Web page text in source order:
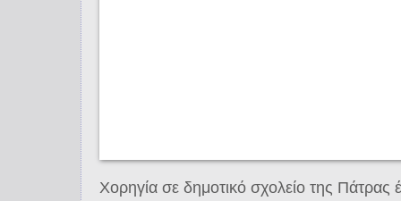
Χορηγία σε δημοτικό σχολείο της